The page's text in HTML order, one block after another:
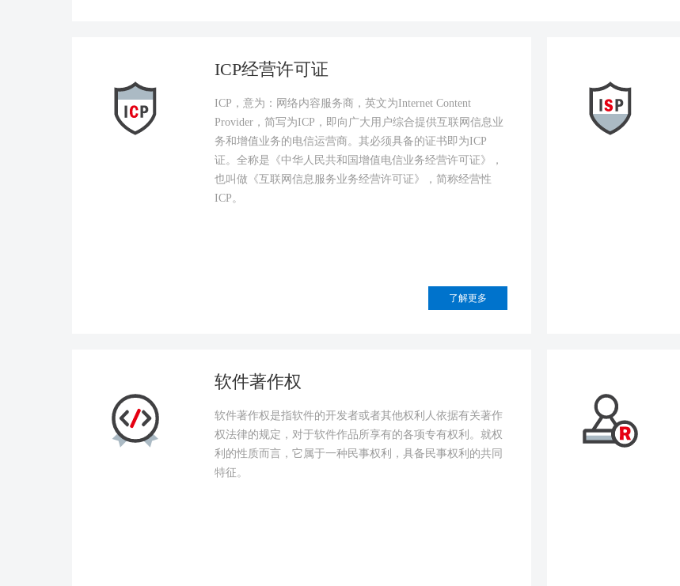
ICP经营许可证
ICP，意为：网络内容服务商，英文为Internet Content
Provider，简写为ICP，即向广大用户综合提供互联网信息业
务和增值业务的电信运营商。其必须具备的证书即为ICP
证。全称是《中华人民共和国增值电信业务经营许可证》，
也叫做《互联网信息服务业务经营许可证》，简称经营性
ICP。
了解更多
软件著作权
软件著作权是指软件的开发者或者其他权利人依据有关著作
权法律的规定，对于软件作品所享有的各项专有权利。就权
利的性质而言，它属于一种民事权利，具备民事权利的共同
特征。